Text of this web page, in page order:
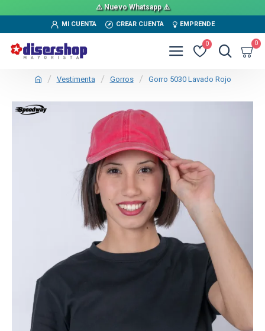
⚠️ Nuevo Whatsapp ⚠️
MI CUENTA CREAR CUENTA EMPRENDE
0 0
Vestimenta Gorros Gorro 5030 Lavado Rojo
TEXTTRANSPARENTE